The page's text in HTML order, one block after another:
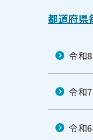
都道府県
令和
令和
令和